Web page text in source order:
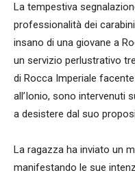
La tempestiva
professionalità dei
insano di una giovane a
un servizio perlustrativo
di Rocca Imperiale
all’Ionio, sono intervenuti
a desistere dal suo
La ragazza ha inviato un
manifestando le sue